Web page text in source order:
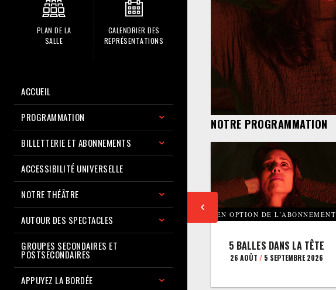
PLAN DE LA
SALLE
CALENDRIER DES
REPRÉSENTATIONS
ACCUEIL
PROGRAMMATION
BILLETTERIE ET ABONNEMENTS
ACCESSIBILITÉ UNIVERSELLE
NOTRE THÉÂTRE
AUTOUR DES SPECTACLES
GROUPES SECONDAIRES ET
POSTSECONDAIRES
APPUYEZ LA BORDÉE
NOTRE PROGRAMMATION
EN OPTION DE L’ABONNEMENT
5 BALLES DANS LA TÊTE
26 AOÛT /5 SEPTEMBRE 2026